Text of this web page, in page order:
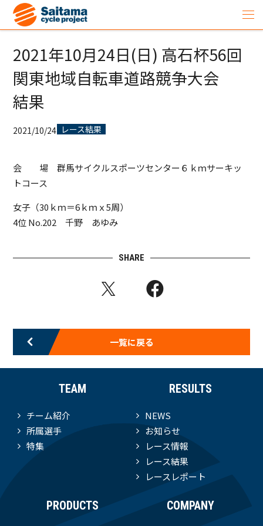
2021年10月24日(日) 高石杯56回
関東地域自転車道路競争大会
結果
2021/10/24 レース結果
会 場 群馬サイクルスポーツセンター６ｋｍサーキッ
トコース
女子（30ｋｍ＝6ｋｍｘ5周）
4位 No.202千野 あゆみ
SHARE
一覧に戻る
TEAM
チーム紹介
所属選手
特集
RESULTS
NEWS
お知らせ
レース情報
レース結果
レースレポート
PRODUCTS COMPANY